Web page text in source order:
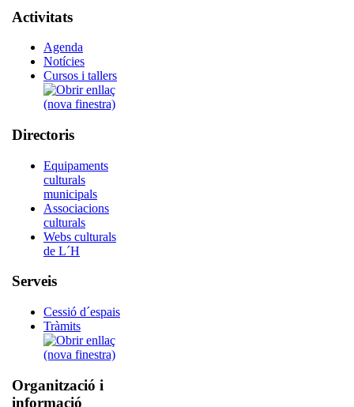
Activitats
Agenda
Notícies
Cursos i tallers
Directoris
Equipaments
culturals
municipals
Associacions
culturals
Webs culturals
de L´H
Serveis
Cessió d´espais
Tràmits
Organització i
informació